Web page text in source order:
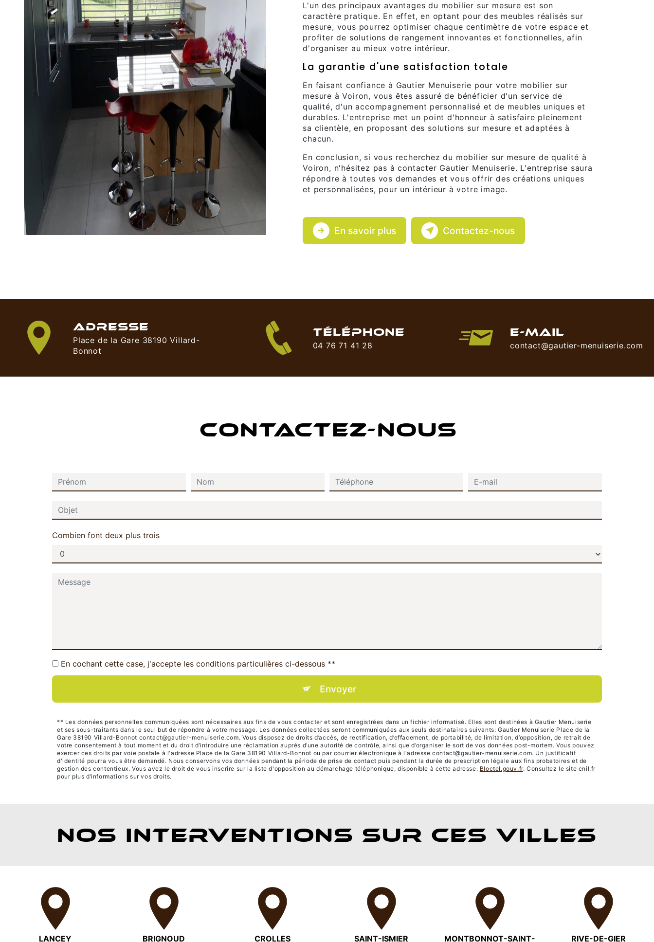
L'un des principaux avantages du mobilier sur mesure est son
caractère pratique. En effet, en optant pour des meubles réalisés sur
mesure, vous pourrez optimiser chaque centimètre de votre espace et
profiter de solutions de rangement innovantes et fonctionnelles, afin
d'organiser au mieux votre intérieur.
La garantie d'une satisfaction totale
En faisant confiance à Gautier Menuiserie pour votre mobilier sur
mesure à Voiron, vous êtes assuré de bénéficier d'un service de
qualité, d'un accompagnement personnalisé et de meubles uniques et
durables. L'entreprise met un point d'honneur à satisfaire pleinement
sa clientèle, en proposant des solutions sur mesure et adaptées à
chacun.
En conclusion, si vous recherchez du mobilier sur mesure de qualité à
Voiron, n'hésitez pas à contacter Gautier Menuiserie. L'entreprise saura
répondre à toutes vos demandes et vous offrir des créations uniques
et personnalisées, pour un intérieur à votre image.
En savoir plus Contactez-nous
ADRESSE
Place de la Gare 38190 Villard-
Bonnot
TÉLÉPHONE
04 76 71 41 28
E-MAIL
contact@gautier-menuiserie.com
CONTACTEZ-NOUS
Combien font deux plus trois
En cochant cette case, j'accepte les conditions particulières ci-dessous **
Envoyer
** Les données personnelles communiquées sont nécessaires aux fins de vous contacter et sont enregistrées dans un fichier informatisé. Elles sont destinées à Gautier Menuiserie
et ses sous-traitants dans le seul but de répondre à votre message. Les données collectées seront communiquées aux seuls destinataires suivants: Gautier Menuiserie Place de la
Gare 38190 Villard-Bonnot contact@gautier-menuiserie.com. Vous disposez de droits d’accès, de rectification, d’effacement, de portabilité, de limitation, d’opposition, de retrait de
votre consentement à tout moment et du droit d’introduire une réclamation auprès d’une autorité de contrôle, ainsi que d’organiser le sort de vos données post-mortem. Vous pouvez
exercer ces droits par voie postale à l'adresse Place de la Gare 38190 Villard-Bonnot ou par courrier électronique à l'adresse contact@gautier-menuiserie.com. Un justificatif
d'identité pourra vous être demandé. Nous conservons vos données pendant la période de prise de contact puis pendant la durée de prescription légale aux fins probatoires et de
gestion des contentieux. Vous avez le droit de vous inscrire sur la liste d'opposition au démarchage téléphonique, disponible à cette adresse: Bloctel.gouv.fr. Consultez le site cnil.fr
pour plus d’informations sur vos droits.
NOS INTERVENTIONS SUR CES VILLES
LANCEY BRIGNOUD CROLLES SAINT-ISMIER MONTBONNOT-SAINT- RIVE-DE-GIER